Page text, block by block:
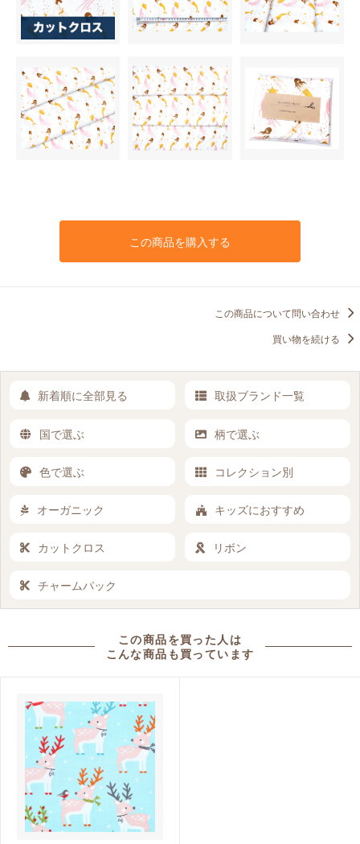
この商品を購入する
この商品について問い合わせ
買い物を続ける
新着順に全部見る 取扱ブランド一覧
国で選ぶ 柄で選ぶ
色で選ぶ コレクション別
オーガニック キッズにおすすめ
カットクロス リボン
チャームパック
この商品を買った人は
こんな商品も買っています